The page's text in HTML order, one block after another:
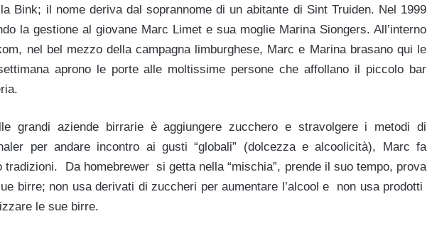
Bink; il nome deriva dal soprannome di un abitante di Sint Truiden. Nel 1999
la gestione al giovane Marc Limet e sua moglie Marina Siongers. All’interno
nel bel mezzo della campagna limburghese, Marc e Marina brasano qui le
aprono le porte alle moltissime persone che affollano il piccolo bar
grandi aziende birrarie è aggiungere zucchero e stravolgere i metodi di
per andare incontro ai gusti “globali” (dolcezza e alcoolicità), Marc fa
tradizioni. Da homebrewer si getta nella “mischia”, prende il suo tempo, prova
birre; non usa derivati di zuccheri per aumentare l’alcool e non usa prodotti
le sue birre.